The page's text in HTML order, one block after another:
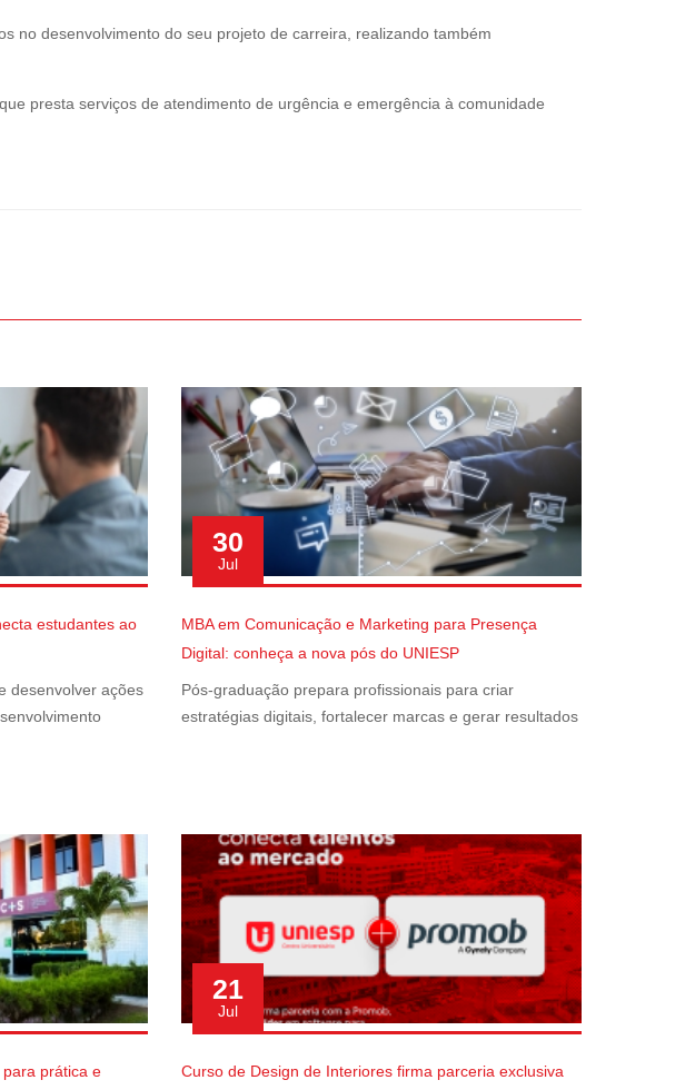
no desenvolvimento do seu projeto de carreira, realizando também
presta serviços de atendimento de urgência e emergência à comunidade
estudantes ao
desenvolver ações
30
Jul
MBA em Comunicação e Marketing para Presença
Digital: conheça a nova pós do UNIESP
Pós-graduação prepara profissionais para criar
estratégias digitais, fortalecer marcas e gerar resultados
prática e
21
Jul
Curso de Design de Interiores firma parceria exclusiva